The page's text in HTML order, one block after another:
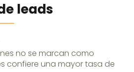
leads
no se marcan como
confiere una mayor tasa de